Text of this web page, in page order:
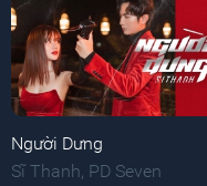
Người Dưng
Sĩ Thanh PD Seven